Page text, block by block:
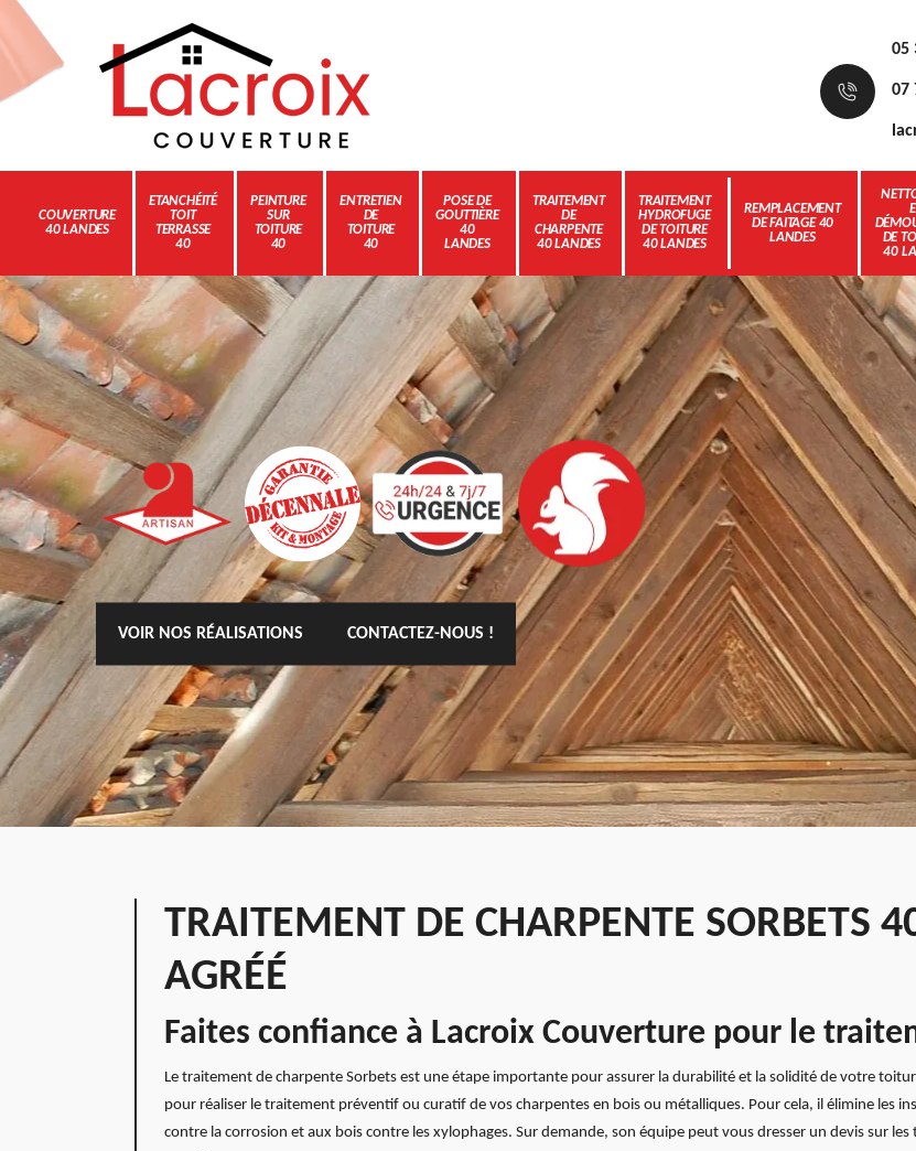
05
07
COUVERTURE
40 LANDES
ETANCHÉITÉ
TOIT
TERRASSE
40
PEINTURE
SUR
TOITURE
40
ENTRETIEN
DE
TOITURE
40
POSE DE
GOUTTIÈRE
40
LANDES
TRAITEMENT
DE
CHARPENTE
40 LANDES
TRAITEMENT
HYDROFUGE
DE TOITURE
40 LANDES
REMPLACEMENT
DE FAITAGE 40
LANDES
DE
40
VOIR NOS RÉALISATIONS CONTACTEZ-NOUS !
TRAITEMENT DE CHARPENTE SORBETS
AGRÉÉ
Faites confiance à Lacroix Couverture pour le
Le traitement de charpente Sorbets est une étape importante pour assurer la durabilité et la solidité de votre
pour réaliser le traitement préventif ou curatif de vos charpentes en bois ou métalliques. Pour cela, il élimine les
contre la corrosion et aux bois contre les xylophages. Sur demande, son équipe peut vous dresser un devis sur